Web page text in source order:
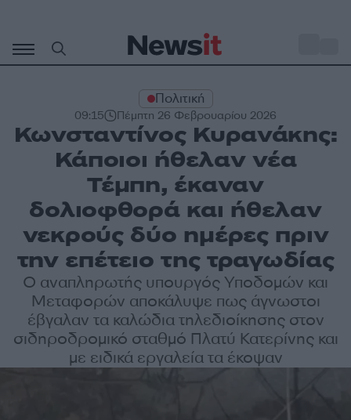
περιεχόμενο
Πολιτική
09:15 Πέμπτη 26 Φεβρουαρίου 2026
Κωνσταντίνος Κυρανάκης:
Κάποιοι ήθελαν νέα
Τέμπη, έκαναν
δολιοφθορά και ήθελαν
νεκρούς δύο ημέρες πριν
την επέτειο της τραγωδίας
Ο αναπληρωτής υπουργός Υποδομών και
Μεταφορών αποκάλυψε πως άγνωστοι
έβγαλαν τα καλώδια τηλεδιοίκησης στον
σιδηροδρομικό σταθμό Πλατύ Κατερίνης και
με ειδικά εργαλεία τα έκοψαν